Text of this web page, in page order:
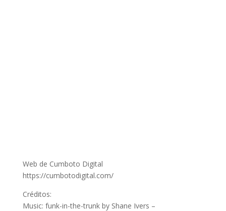
Web de Cumboto Digital
https://cumbotodigital.com/
Créditos:
Music: funk-in-the-trunk by Shane Ivers –